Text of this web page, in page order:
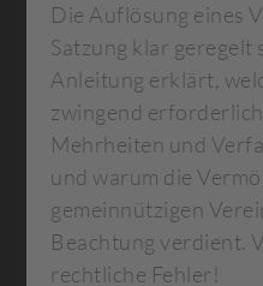
Die Auflösung eines
Satzung klar geregelt
Anleitung erklärt,
zwingend erforderlich
Mehrheiten und
und warum die
gemeinnützigen
Beachtung verdient.
rechtliche Fehler!